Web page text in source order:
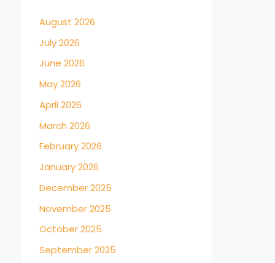
August 2026
July 2026
June 2026
May 2026
April 2026
March 2026
February 2026
January 2026
December 2025
November 2025
October 2025
September 2025